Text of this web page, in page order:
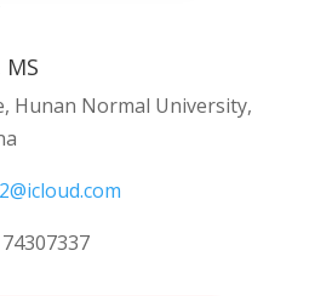
Hunan Normal University,